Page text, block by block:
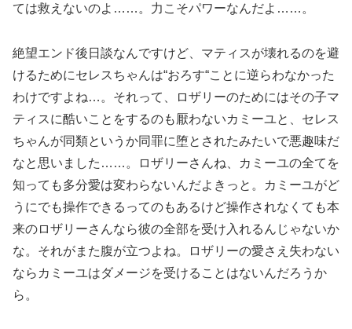
ては救えないのよ……。力こそパワーなんだよ……。
絶望エンド後日談なんですけど、マティスが壊れるのを避
けるためにセレスちゃんは“おろす“ことに逆らわなかった
わけですよね…。それって、ロザリーのためにはその子マ
ティスに酷いことをするのも厭わないカミーユと、セレス
ちゃんが同類というか同罪に堕とされたみたいで悪趣味だ
なと思いました……。ロザリーさんね、カミーユの全てを
知っても多分愛は変わらないんだよきっと。カミーユがど
うにでも操作できるってのもあるけど操作されなくても本
来のロザリーさんなら彼の全部を受け入れるんじゃないか
な。それがまた腹が立つよね。ロザリーの愛さえ失わない
ならカミーユはダメージを受けることはないんだろうか
ら。